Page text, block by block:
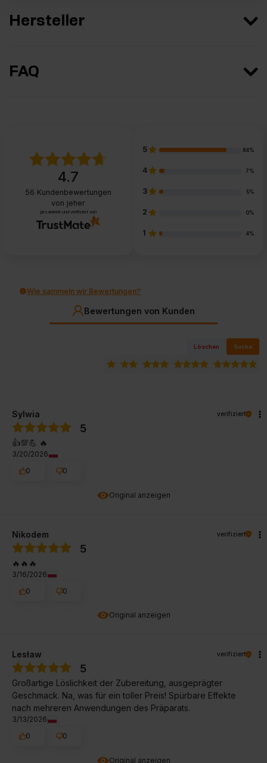
Hersteller
FAQ
4.7
56 Kundenbewertungen
von jeher
gesammelt und verifiziert von
5 84%
4 7%
3 5%
2 0%
1 4%
Wie sammeln wir Bewertungen?
Bewertungen von Kunden
Löschen Suche
Original anzeigen
Sylwia verifiziert
5
👍️💯💪 🔥
3/20/2026
0
0
Original anzeigen
Nikodem verifiziert
5
🔥🔥🔥
3/16/2026
0
0
Original anzeigen
Lesław verifiziert
5
Großartige Löslichkeit der Zubereitung, ausgeprägter
Geschmack. Na, was für ein toller Preis! Spürbare Effekte
nach mehreren Anwendungen des Präparats.
3/13/2026
0
0